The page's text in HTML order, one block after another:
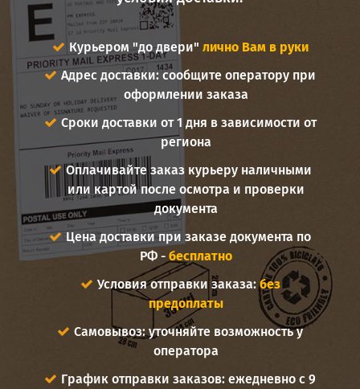
Курьером "до двери" лично Вам в руки
Адрес доставки: сообщите оператору при
оформлении заказа
Сроки доставки от 1 дня в зависимости от
региона
Оплачивайте заказ курьеру наличными
или картой после осмотра и проверки
документа
Цена доставки при заказе документа по
РФ -бесплатно
Условия отправки заказа:без
предоплаты
Самовывоз: уточняйте возможность у
оператора
График отправки заказов: ежедневно с 9